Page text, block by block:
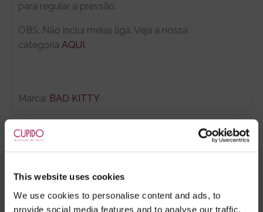
This website uses cookies
We use cookies to personalise content and ads, to
provide social media features and to analyse our traffic.
para regular a pressão.
OBS: Não inclui meias liga. Veja a nossa
categoria AQUI .
Marca: BAD KITTY
- Embalagens 100% discretas
- *Entrega em 24 horas para pedidos antes das 16:00 h.
horas, dias úteis. Portugal e Espanha Continental para
Possibilidade de atraso em épocas festivas.